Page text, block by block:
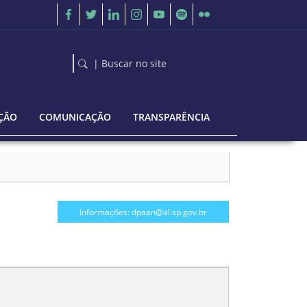
| Buscar no site
COMUNICAÇÃO TRANSPARÊNCIA
Informações: dpaan@al.sp.gov.br